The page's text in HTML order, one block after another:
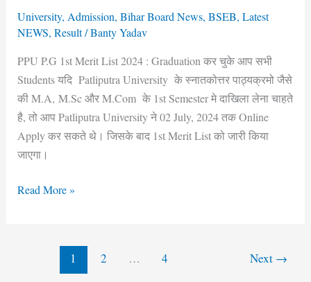
University, Admission, Bihar Board News, BSEB, Latest
NEWS, Result/Banty Yadav
PPU P.G 1st Merit List 2024 : Graduation कर चुके आप सभी
Students यदि Patliputra University के स्नातकोत्तर पाठ्यक्रमो जैसे
की M.A, M.Sc और M.Com के 1st Semester मे दाखिला लेना चाहते
है, तो आप Patliputra University ने 02 July, 2024 तक Online
Apply कर सकते थे। जिसके बाद 1st Merit List को जारी किया
जाएगा।
होगा
Merit
List
जारी,
अभी
देखे
अपना
Read More »
1 2 … 4 Next →